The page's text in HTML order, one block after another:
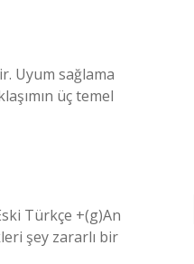
Uyum sağlama
üç temel
Türkçe +(g)An
şey zararlı bir